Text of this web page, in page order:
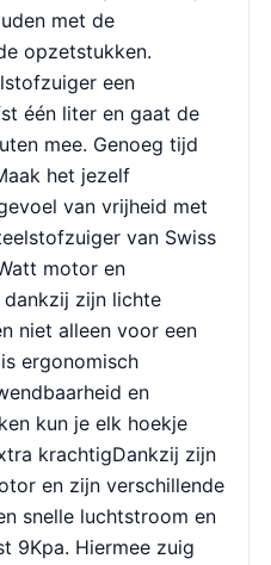
met de
opzetstukken.
een
één liter en gaat de
mee. Genoeg tijd
het jezelf
van vrijheid met
van Swiss
motor en
zijn lichte
niet alleen voor een
ergonomisch
en
kun je elk hoekje
krachtigDankzij zijn
en zijn verschillende
snelle luchtstroom en
9Kpa. Hiermee zuig